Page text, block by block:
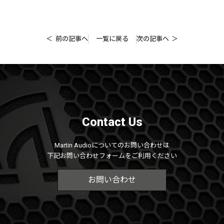
前の記事へ 一覧に戻る 次の記事へ
Contact Us
Martin Audioについてのお問い合わせは
下記お問い合わせフォームをご利用ください
お問い合わせ